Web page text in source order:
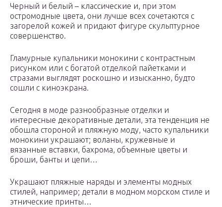
Черный и белый – классические и, при этом
остромодные цвета, они лучше всех сочетаются с
загорелой кожей и придают фигуре скульптурное
совершенство.
Гламурные купальники монокини с контрастным
рисунком или с богатой отделкой пайетками и
стразами выглядят роскошно и изысканно, будто
сошли с киноэкрана.
Сегодня в моде разнообразные отделки и
интересные декоративные детали, эта тенденция не
обошла стороной и пляжную моду, часто купальники
монокини украшают; воланы, кружевные и
вязанные вставки, бахрома, объемные цветы и
броши, банты и цепи…
Украшают пляжные наряды и элементы модных
стилей, например; детали в модном морском стиле и
этнические принты…